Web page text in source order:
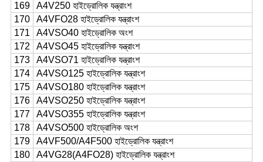
169
A4V250 হাইড্রোলিক যন্ত্রাংশ
170
A4VFO28 হাইড্রোলিক যন্ত্রাংশ
171
A4VSO40 হাইড্রোলিক অংশ
172
A4VSO45 হাইড্রোলিক যন্ত্রাংশ
173
A4VSO71 হাইড্রোলিক যন্ত্রাংশ
174
A4VSO125 হাইড্রোলিক যন্ত্রাংশ
175
A4VSO180 হাইড্রোলিক যন্ত্রাংশ
176
A4VSO250 হাইড্রোলিক যন্ত্রাংশ
177
A4VSO355 হাইড্রোলিক যন্ত্রাংশ
178
A4VSO500 হাইড্রোলিক অংশ
179
A4VF500/A4F500 হাইড্রোলিক যন্ত্রাংশ
180
A4VG28(A4FO28) হাইড্রোলিক যন্ত্রাংশ